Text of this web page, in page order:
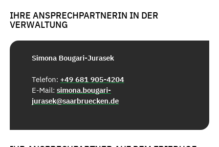
IHRE ANSPRECHPARTNERIN IN DER
VERWALTUNG
Simona Bougari-Jurasek
Telefon: +49 681 905-4204
E-Mail: simona.bougari-
jurasek@saarbruecken.de